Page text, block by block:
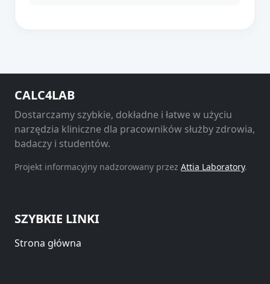
CALC4LAB
Dostarczamy szybkie, dokładne i łatwe w użyciu
narzędzia kliniczne dla pracowników służby zdrowia,
badaczy i studentów.
Projekt informacyjny nadzorowany przez Attia Laboratory.
SZYBKIE LINKI
Strona główna